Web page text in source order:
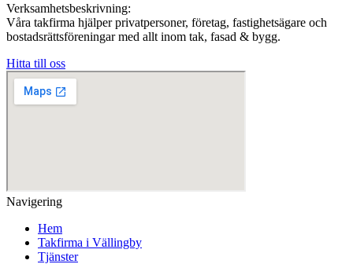
Verksamhetsbeskrivning:
Våra takfirma hjälper privatpersoner, företag, fastighetsägare och
bostadsrättsföreningar med allt inom tak, fasad & bygg.
Hitta till oss
Navigering
Hem
Takfirma i Vällingby
Tjänster